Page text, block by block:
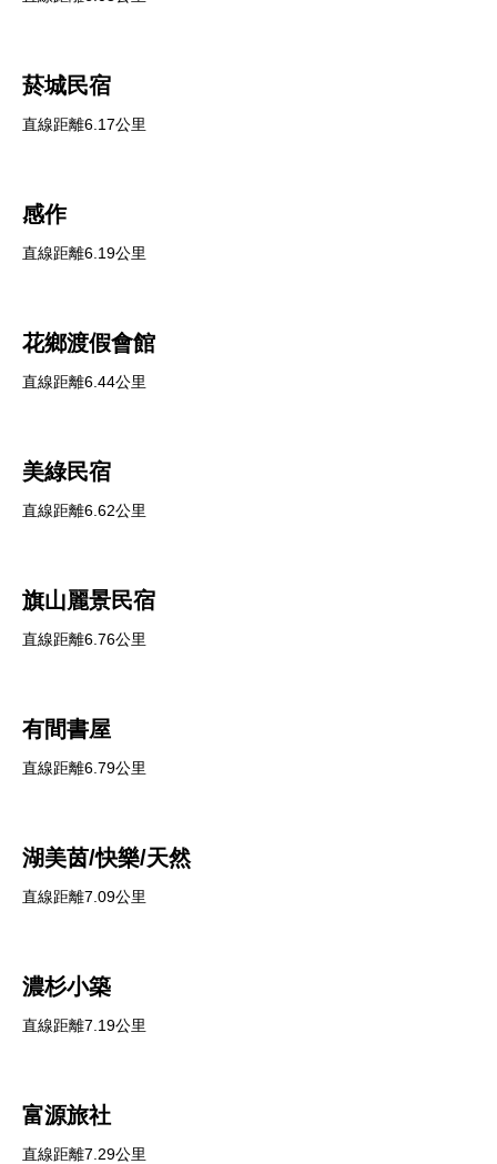
菸城民宿
直線距離6.17公里
感作
直線距離6.19公里
花鄉渡假會館
直線距離6.44公里
美綠民宿
直線距離6.62公里
旗山麗景民宿
直線距離6.76公里
有間書屋
直線距離6.79公里
湖美茵/快樂/天然
直線距離7.09公里
濃杉小築
直線距離7.19公里
富源旅社
直線距離7.29公里